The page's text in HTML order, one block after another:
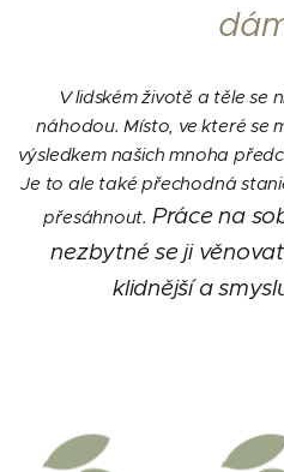
V lidském životě a těle se
náhodou. Místo, ve které se
výsledkem našich mnoha
Je to ale také přechodná
přesáhnout. Práce na
nezbytné se ji
klidnějšía